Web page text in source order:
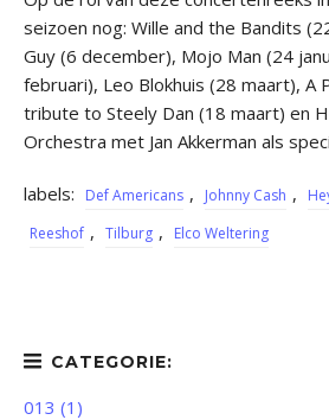
seizoen nog: Wille and the Bandits
Guy (6 december), Mojo Man (24
februari), Leo Blokhuis (28 maart), A
tribute to Steely Dan (18 maart) en
Orchestra met Jan Akkerman als
labels: Def Americans , Johnny Cash ,
Reeshof , Tilburg , Elco Weltering
013 (1)